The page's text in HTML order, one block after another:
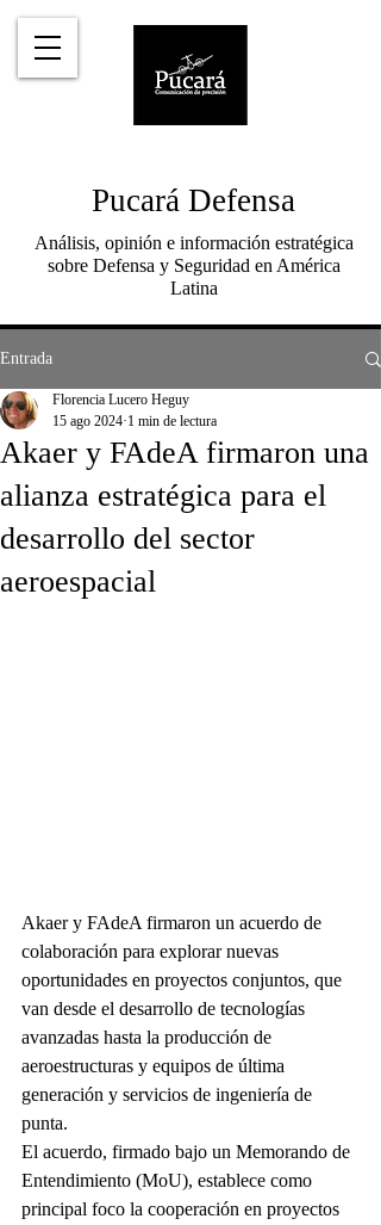
Pucará Defensa
Análisis, opinión e información estratégica
sobre Defensa y Seguridad en América
Latina
Entrada
Akaer y FAdeA firmaron una
alianza estratégica para el
desarrollo del sector
aeroespacial
Florencia Lucero Heguy
15 ago 2024 1 min de lectura
Akaer y FAdeA firmaron un acuerdo de
colaboración para explorar nuevas
oportunidades en proyectos conjuntos, que
van desde el desarrollo de tecnologías
avanzadas hasta la producción de
aeroestructuras y equipos de última
generación y servicios de ingeniería de
punta.
El acuerdo, firmado bajo un Memorando de
Entendimiento (MoU), establece como
principal foco la cooperación en proyectos